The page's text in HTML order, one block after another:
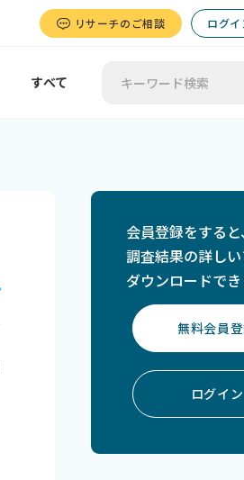
リサーチのご相談 ログイ
すべて
会員登録をすると
調査結果の詳し
ダウンロードでき
無料会員
ログイン